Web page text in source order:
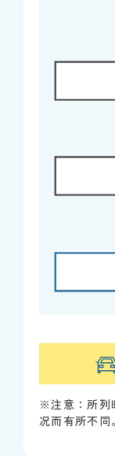
※注意：所列
况而有所不同。